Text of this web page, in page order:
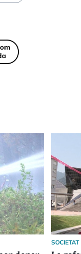
SOCIETAT